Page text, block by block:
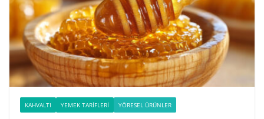
KAHVALTI YEMEK TARIFLERI YÖRESEL ÜRÜNLER